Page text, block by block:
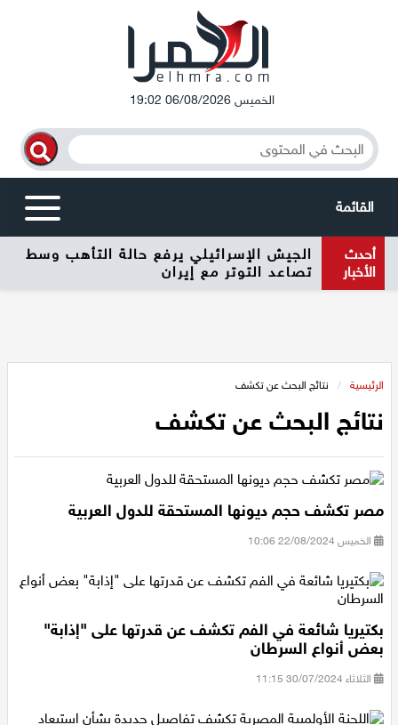
الخميس 06/08/2026 19:02
القائمة
أخبار محلية
دير حنا
سخنين
اخبار عالمية
رياضة
أحدث
الأخبار
الجيش الإسرائيلي يرفع حالة التأهب وسط
تصاعد التوتر مع إيران
الرئيسية / نتائج البحث عن تكشف
نتائج البحث عن تكشف
مصر تكشف حجم ديونها المستحقة للدول العربية
الخميس 22/08/2024 10:06
بكتيريا شائعة في الفم تكشف عن قدرتها على "إذابة"
بعض أنواع السرطان
الثلاثاء 30/07/2024 11:15